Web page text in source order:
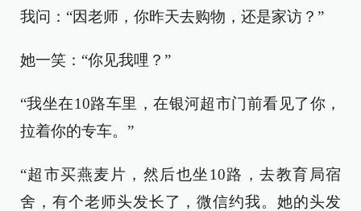
我问：“因老师，你昨天去购物，还是家访？”
她一笑：“你见我哩？”
“我坐在10路车里，在银河超市门前看见了你，
拉着你的专车。”
“超市买燕麦片，然后也坐10路，去教育局宿
舍，有个老师头发长了，微信约我。她的头发